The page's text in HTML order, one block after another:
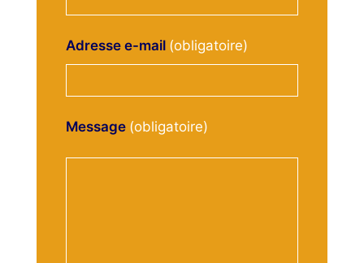
Adresse e-mail
Message